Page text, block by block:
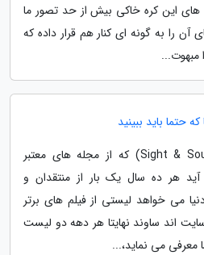
این کره خاکی بیش از حد تصور ما
را به گونه ای کنار هم قرار داده که
مجله سایت اند ساوند (Sight & Sound) که از مجله های معتبر
هر ده سال یک بار از منتقدان و
می خواهد لیستی از فیلم های برتر
سایت اند ساوند نهایتا هر دهه دو لیست
معرفی می نماید،...